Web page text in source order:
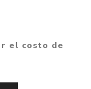
el costo de